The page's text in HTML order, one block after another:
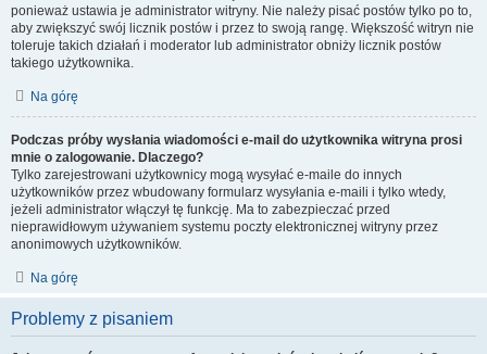
ponieważ ustawia je administrator witryny. Nie należy pisać postów tylko po to,
aby zwiększyć swój licznik postów i przez to swoją rangę. Większość witryn nie
toleruje takich działań i moderator lub administrator obniży licznik postów
takiego użytkownika.
Na górę
Podczas próby wysłania wiadomości e-mail do użytkownika witryna prosi
mnie o zalogowanie. Dlaczego?
Tylko zarejestrowani użytkownicy mogą wysyłać e-maile do innych
użytkowników przez wbudowany formularz wysyłania e-maili i tylko wtedy,
jeżeli administrator włączył tę funkcję. Ma to zabezpieczać przed
nieprawidłowym używaniem systemu poczty elektronicznej witryny przez
anonimowych użytkowników.
Na górę
Problemy z pisaniem